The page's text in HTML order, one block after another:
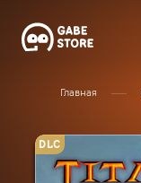
Главная
DLC